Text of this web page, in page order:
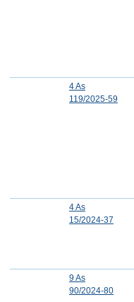
4 As
119/2025-59
4 As
15/2024-37
9 As
90/2024-80